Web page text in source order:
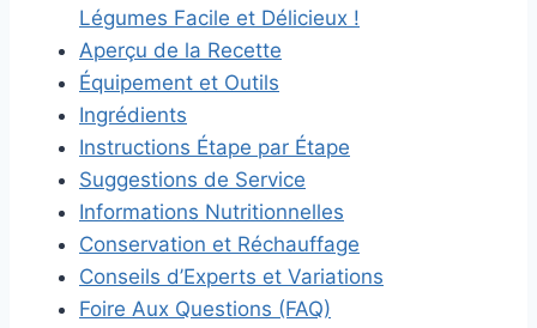
Légumes Facile et Délicieux !
Aperçu de la Recette
Équipement et Outils
Ingrédients
Instructions Étape par Étape
Suggestions de Service
Informations Nutritionnelles
Conservation et Réchauffage
Conseils d’Experts et Variations
Foire Aux Questions (FAQ)